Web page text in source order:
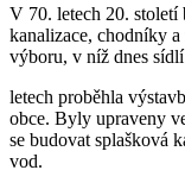
V 70. letech 20.
kanalizace, chodníky
výboru, v níž dnes
letech proběhla
obce. Byly upraveny
se budovat splašková
vod.